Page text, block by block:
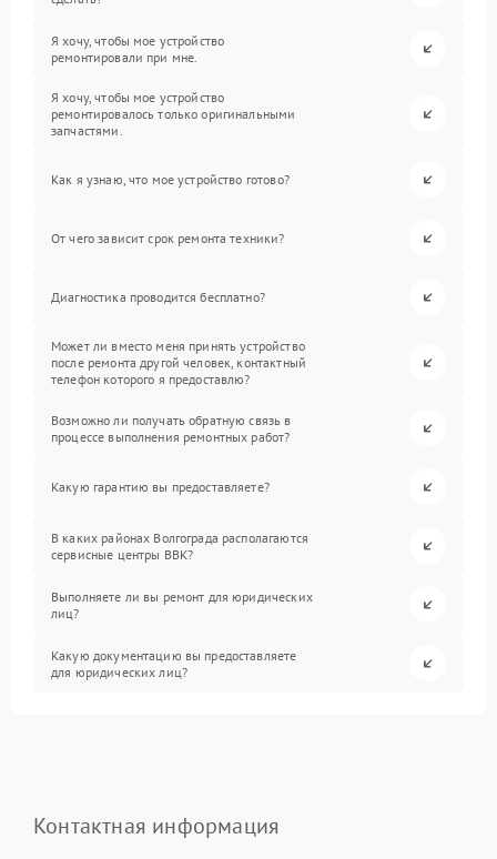
Я хочу, чтобы мое устройство
ремонтировали при мне.
Я хочу, чтобы мое устройство
ремонтировалось только оригинальными
запчастями.
Как я узнаю, что мое устройство готово?
От чего зависит срок ремонта техники?
Диагностика проводится бесплатно?
Может ли вместо меня принять устройство
после ремонта другой человек, контактный
телефон которого я предоставлю?
Возможно ли получать обратную связь в
процессе выполнения ремонтных работ?
Какую гарантию вы предоставляете?
В каких районах Волгограда располагаются
сервисные центры BBK?
Выполняете ли вы ремонт для юридических
лиц?
Какую документацию вы предоставляете
для юридических лиц?
Контактная информация